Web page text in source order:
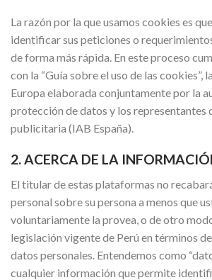
La razón por la que usamos cookies es
identificar sus peticiones o
de forma más rápida. En este proceso
con la “Guía sobre el uso de las cookies”,
Europa elaborada conjuntamente por la
protección de datos y los representantes
publicitaria (IAB España).
2. ACERCA DE LA
El titular de estas plataformas no
personal sobre su persona a menos que
voluntariamente la provea, o de otro
legislación vigente de Perú en términos
datos personales. Entendemos como
cualquier información que permite